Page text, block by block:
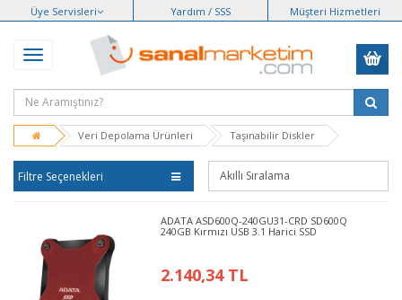
Üye Servisleri Yardım / SSS Müşteri Hizmetleri
Veri Depolama Ürünleri Taşınabilir Diskler
Filtre Seçenekleri
ADATA ASD600Q-240GU31-CRD SD600Q
240GB Kırmızı USB 3.1 Harici SSD
2.140,34 TL